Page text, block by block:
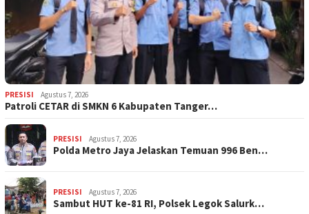
PRESISI Agustus 7, 2026
Patroli CETAR di SMKN 6 Kabupaten Tanger…
PRESISI Agustus 7, 2026
Polda Metro Jaya Jelaskan Temuan 996 Ben…
PRESISI Agustus 7, 2026
Sambut HUT ke-81 RI, Polsek Legok Salurk…